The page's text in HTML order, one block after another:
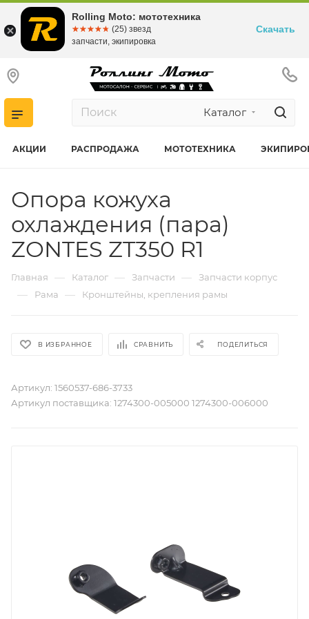
Каталог
АКЦИИ РАСПРОДАЖА МОТОТЕХНИКА
Опора кожуха
охлаждения (пара)
ZONTES ZT350 R1
Главная — Каталог — Запчасти — Запчасти корпус
— Рама — Кронштейны, крепления рамы
В ИЗБРАННОЕ СРАВНИТЬ ПОДЕЛИТЬСЯ
Артикул: 1560537-686-3733
Артикул поставщика: 1274300-005000 1274300-006000
Rolling Moto: мототехника
☆☆☆☆☆
★★★★★ (25) звезд
запчасти, экипировка
Скачать